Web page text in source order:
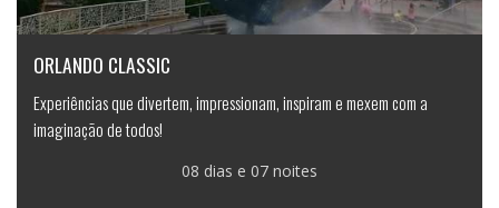
ORLANDO CLASSIC
Experiências que divertem, impressionam, inspiram e mexem com a
imaginação de todos!
08 dias e 07 noites